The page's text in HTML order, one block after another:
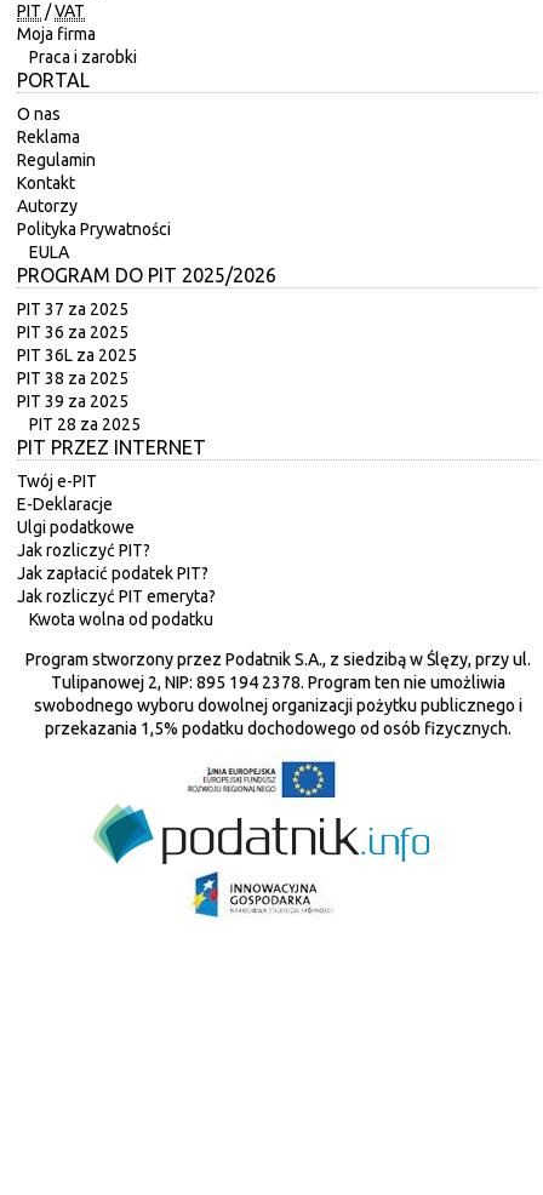
PIT /VAT
Moja firma
Praca i zarobki
PORTAL
O nas
Reklama
Regulamin
Kontakt
Autorzy
Polityka Prywatności
EULA
PROGRAM DO PIT 2025/2026
PIT 37 za 2025
PIT 36 za 2025
PIT 36L za 2025
PIT 38 za 2025
PIT 39 za 2025
PIT 28 za 2025
PIT PRZEZ INTERNET
Twój e-PIT
E-Deklaracje
Ulgi podatkowe
Jak rozliczyć PIT?
Jak zapłacić podatek PIT?
Jak rozliczyć PIT emeryta?
Kwota wolna od podatku
Program stworzony przez Podatnik S.A., z siedzibą w Ślęzy, przy ul.
Tulipanowej 2, NIP: 895 194 2378. Program ten nie umożliwia
swobodnego wyboru dowolnej organizacji pożytku publicznego i
przekazania 1,5% podatku dochodowego od osób fizycznych.